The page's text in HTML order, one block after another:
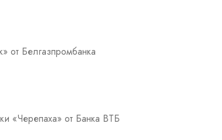
от Белгазпромбанка
«Черепаха» от Банка ВТБ